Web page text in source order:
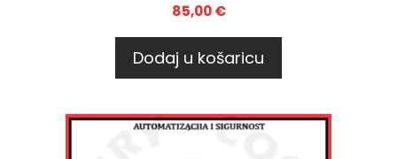
85,00€
Dodaj u košaricu